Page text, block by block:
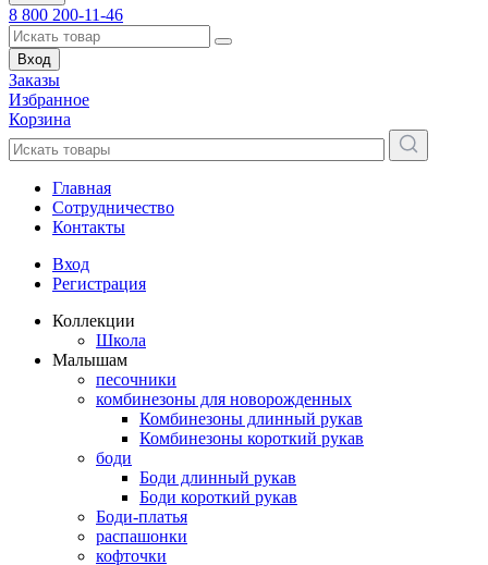
8 800 200-11-46
Вход
Заказы
Избранное
Корзина
Главная
Сотрудничество
Контакты
Вход
Регистрация
Коллекции
Школа
Малышам
песочники
комбинезоны для новорожденных
Комбинезоны длинный рукав
Комбинезоны короткий рукав
боди
Боди длинный рукав
Боди короткий рукав
Боди-платья
распашонки
кофточки